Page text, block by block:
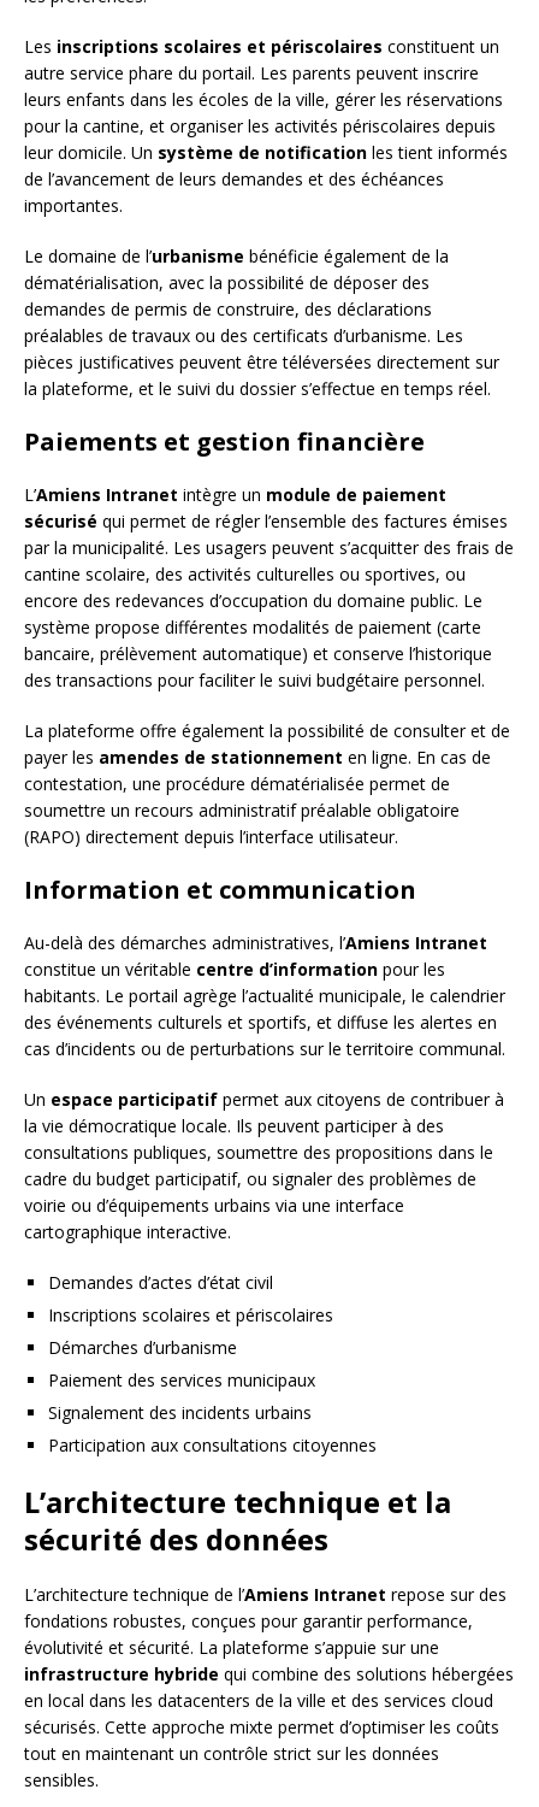
Les inscriptions scolaires et périscolaires constituent un
autre service phare du portail. Les parents peuvent inscrire
leurs enfants dans les écoles de la ville, gérer les réservations
pour la cantine, et organiser les activités périscolaires depuis
leur domicile. Un système de notification les tient informés
de l’avancement de leurs demandes et des échéances
importantes.
Le domaine de l’urbanisme bénéficie également de la
dématérialisation, avec la possibilité de déposer des
demandes de permis de construire, des déclarations
préalables de travaux ou des certificats d’urbanisme. Les
pièces justificatives peuvent être téléversées directement sur
la plateforme, et le suivi du dossier s’effectue en temps réel.
Paiements et gestion financière
L’Amiens Intranet intègre un module de paiement
sécurisé qui permet de régler l’ensemble des factures émises
par la municipalité. Les usagers peuvent s’acquitter des frais de
cantine scolaire, des activités culturelles ou sportives, ou
encore des redevances d’occupation du domaine public. Le
système propose différentes modalités de paiement (carte
bancaire, prélèvement automatique) et conserve l’historique
des transactions pour faciliter le suivi budgétaire personnel.
La plateforme offre également la possibilité de consulter et de
payer les amendes de stationnement en ligne. En cas de
contestation, une procédure dématérialisée permet de
soumettre un recours administratif préalable obligatoire
(RAPO) directement depuis l’interface utilisateur.
Information et communication
Au-delà des démarches administratives, l’Amiens Intranet
constitue un véritable centre d’information pour les
habitants. Le portail agrège l’actualité municipale, le calendrier
des événements culturels et sportifs, et diffuse les alertes en
cas d’incidents ou de perturbations sur le territoire communal.
Un espace participatif permet aux citoyens de contribuer à
la vie démocratique locale. Ils peuvent participer à des
consultations publiques, soumettre des propositions dans le
cadre du budget participatif, ou signaler des problèmes de
voirie ou d’équipements urbains via une interface
cartographique interactive.
Demandes d’actes d’état civil
Inscriptions scolaires et périscolaires
Démarches d’urbanisme
Paiement des services municipaux
Signalement des incidents urbains
Participation aux consultations citoyennes
L’architecture technique et la
sécurité des données
L’architecture technique de l’Amiens Intranet repose sur des
fondations robustes, conçues pour garantir performance,
évolutivité et sécurité. La plateforme s’appuie sur une
infrastructure hybride qui combine des solutions hébergées
en local dans les datacenters de la ville et des services cloud
sécurisés. Cette approche mixte permet d’optimiser les coûts
tout en maintenant un contrôle strict sur les données
sensibles.